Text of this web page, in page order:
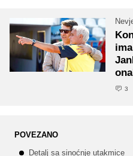
3
POVEZANO
Detalj sa sinoćnje utakmice